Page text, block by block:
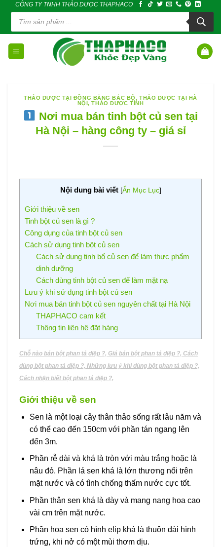
content
CÔNG TY TNHH THẢO DƯỢC THAPHACO
Tìm
kiếm
phẩm
THẢO DƯỢC TẠI ĐỒNG BẰNG BẮC BỘ, THẢO DƯỢC TẠI HÀ
NỘI,THẢO DƯỢC TỈNH
Nơi mua bán tinh bột củ sen tại
Hà Nội – hàng công ty – giá sỉ
Nội dung bài viết [Ẩn Mục Lục]
Giới thiệu về sen
Tinh bột củ sen là gì ?
Công dụng của tinh bột củ sen
Cách sử dụng tinh bột củ sen
Cách sử dụng tinh bổ củ sen để làm thực phẩm
dinh dưỡng
Cách dùng tinh bột củ sen để làm mặt nạ
Lưu ý khi sử dụng tinh bột củ sen
Nơi mua bán tinh bột củ sen nguyên chất tại Hà Nội
THAPHACO cam kết
Thông tin liên hệ đặt hàng
Chỗ nào bán bột phan tả diệp ?, Giá bán bột phan tả diệp ?, Cách
dùng bột phan tả diệp ?, Những lưu ý khi dùng bột phan tả diệp ?,
Cách nhận biết bột phan tả diệp ?,
Giới thiệu về sen
Sen là một loại cây thân thảo sống rất lâu năm và
có thể cao đến 150cm với phần tán ngang lên
đến 3m.
Phần rễ dài và khá là tròn với màu trắng hoặc là
nâu đỏ. Phần lá sen khá là lớn thương nổi trên
mặt nước và có tình chống thấm nước cực tốt.
Phần thân sen khá là dày và mang nang hoa cao
vài cm trên mặt nước.
Phần hoa sen có hình elip khá là thuôn dài hình
trứng, khi nở có một mùi thơm dịu.